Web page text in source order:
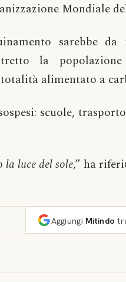
Mondiale
sarebbe da
la
alimentato a
scuole,
luce del sole,” ha
Aggiungi Mitindo